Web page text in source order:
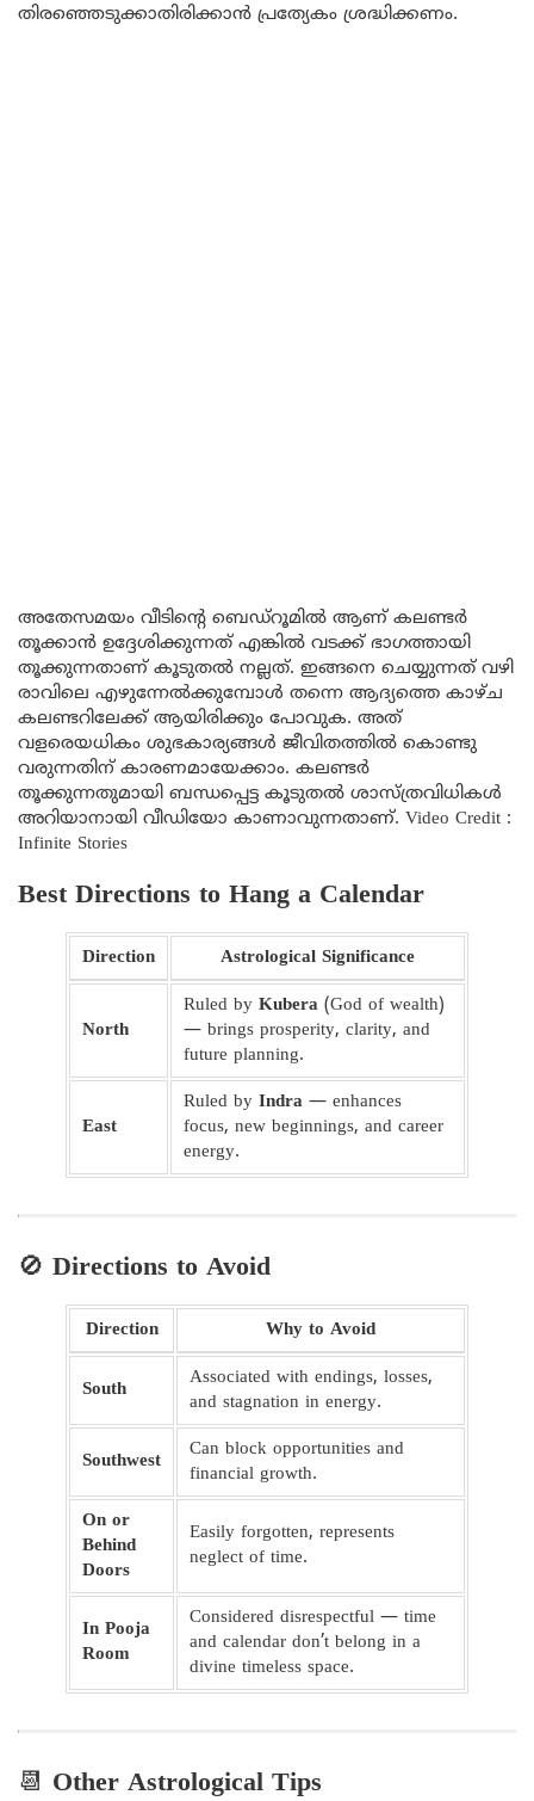
തിരഞ്ഞെടുക്കാതിരിക്കാൻ പ്രത്യേകം ശ്രദ്ധിക്കണം.
അതേസമയം വീടിന്റെ ബെഡ്റൂമിൽ ആണ് കലണ്ടർ
തൂക്കാൻ ഉദ്ദേശിക്കുന്നത് എങ്കിൽ വടക്ക് ഭാഗത്തായി
തൂക്കുന്നതാണ് കൂടുതൽ നല്ലത്. ഇങ്ങനെ ചെയ്യുന്നത് വഴി
രാവിലെ എഴുന്നേൽക്കുമ്പോൾ തന്നെ ആദ്യത്തെ കാഴ്ച
കലണ്ടറിലേക്ക് ആയിരിക്കും പോവുക. അത്
വളരെയധികം ശുഭകാര്യങ്ങൾ ജീവിതത്തിൽ കൊണ്ടു
വരുന്നതിന് കാരണമായേക്കാം. കലണ്ടർ
തൂക്കുന്നതുമായി ബന്ധപ്പെട്ട കൂടുതൽ ശാസ്ത്രവിധികൾ
അറിയാനായി വീഡിയോ കാണാവുന്നതാണ്. Video Credit :
Infinite Stories
Best Directions to Hang a Calendar
Direction Astrological Significance
North
Ruled by Kubera (God of wealth)
— brings prosperity, clarity, and
future planning.
East
Ruled by Indra — enhances
focus, new beginnings, and career
energy.
🚫 Directions to Avoid
Direction Why to Avoid
South
Associated with endings, losses,
and stagnation in energy.
Southwest
Can block opportunities and
financial growth.
On or
Behind
Doors
Easily forgotten, represents
neglect of time.
In Pooja
Room
Considered disrespectful — time
and calendar don’t belong in a
divine timeless space.
📆 Other Astrological Tips